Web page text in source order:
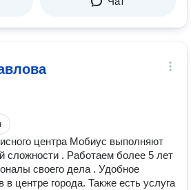
центра Мобиус выполняют
сложности . Работаем более 5 лет
своего дела . Удобное
центре города. Также есть услуга